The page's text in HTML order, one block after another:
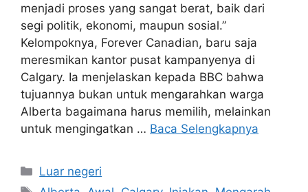
menjadi proses yang sangat berat, baik dari
segi politik, ekonomi, maupun sosial.”
Kelompoknya, Forever Canadian, baru saja
meresmikan kantor pusat kampanyenya di
Calgary. Ia menjelaskan kepada BBC bahwa
tujuannya bukan untuk mengarahkan warga
Alberta bagaimana harus memilih, melainkan
untuk mengingatkan … Baca Selengkapnya
Kategori
Luar negeri
Tag